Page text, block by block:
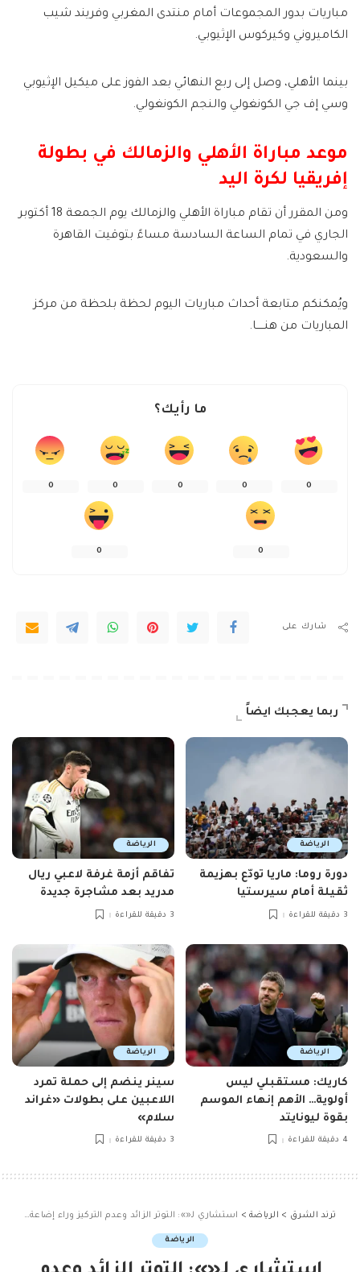
مباريات بدور المجموعات أمام منتدى المغربي وفريند شيب
الكاميروني وكيركوس الإثيوبي.
بينما الأهلي، وصل إلى ربع النهائي بعد الفوز على ميكيل الإثيوبي
وسي إف جي الكونغولي والنجم الكونغولي.
موعد مباراة الأهلي والزمالك في بطولة
إفريقيا لكرة اليد
ومن المقرر أن تقام مباراة الأهلي والزمالك يوم الجمعة 18 أكتوبر
الجاري في تمام الساعة السادسة مساءً بتوقيت القاهرة
والسعودية.
ويُمكنكم متابعة أحداث مباريات اليوم لحظة بلحظة من مركز
المباريات من هنـــــا.
ما رأيك؟
0
0
0
0
0
0
0
شارك على
ربما يعجبك ايضاً
الرياضة
دورة روما: ماريا تودّع بهزيمة
ثقيلة أمام سيرستيا
3 دقيقة للقراءة
الرياضة
تفاقم أزمة غرفة لاعبي ريال
مدريد بعد مشاجرة جديدة
3 دقيقة للقراءة
الرياضة
كاريك: مستقبلي ليس
أولوية… الأهم إنهاء الموسم
بقوة ليونايتد
4 دقيقة للقراءة
الرياضة
سينر ينضم إلى حملة تمرد
اللاعبين على بطولات «غراند
سلام»
3 دقيقة للقراءة
ترند الشرق > الرياضة> استشاري لـ«»: التوتر الزائد وعدم التركيز وراء إضاعة الدوسري ركلة الجزاء
الرياضة